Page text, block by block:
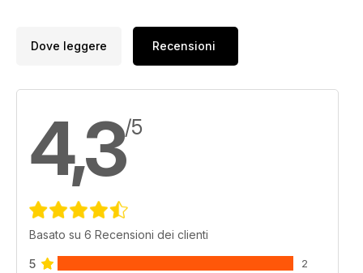
Dove leggere Recensioni
4,3/5
Basato su 6 Recensioni dei clienti
5 2